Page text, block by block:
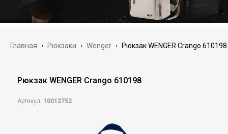
Главная › Рюкзаки › Wenger › Рюкзак WENGER Crango 610198
Рюкзак WENGER Crango 610198
Артикул: 10012752